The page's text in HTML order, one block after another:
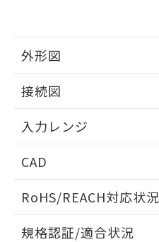
外形図
接続図
入力レンジ
CAD
ドすることができます。
RoHS/REACH対応状況
規格認証/適合状況